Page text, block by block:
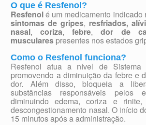
O que é Resfenol?
Resfenolé um medicamento indicado
sintomas de gripes, resfriados,
nasal,coriza,febre,dor de
musculares presentes nos estados
Como o Resfenol funciona?
Resfenol atua a nível de Sistema
promovendo a diminuição da febre e
dor. Além disso, bloqueia a
substâncias responsáveis pelos
diminuindo edema, coriza e rinite,
descongestionamento nasal. O início
15 minutos após a administração.